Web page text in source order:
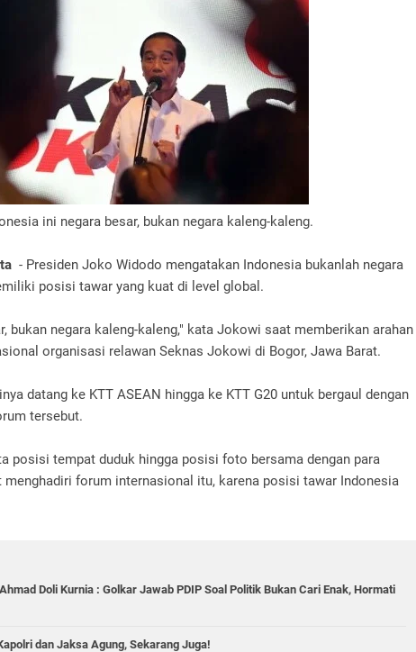
ini negara besar, bukan negara kaleng-kaleng.
- Presiden Joko Widodo mengatakan Indonesia bukanlah negara
posisi tawar yang kuat di level global.
bukan negara kaleng-kaleng," kata Jokowi saat memberikan arahan
organisasi relawan Seknas Jokowi di Bogor, Jawa Barat.
datang ke KTT ASEAN hingga ke KTT G20 untuk bergaul dengan
tersebut.
posisi tempat duduk hingga posisi foto bersama dengan para
menghadiri forum internasional itu, karena posisi tawar Indonesia
Doli Kurnia : Golkar Jawab PDIP Soal Politik Bukan Cari Enak, Hormati
dan Jaksa Agung, Sekarang Juga!